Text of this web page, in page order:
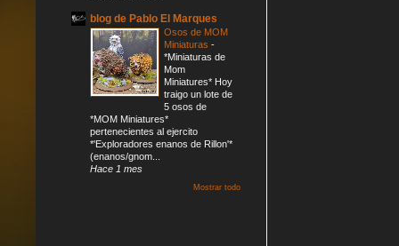
blog de Pablo El Marques
Osos de MOM
Miniaturas -
*Miniaturas de
Mom
Miniatures* Hoy
traigo un lote de
5 osos de
*MOM Miniatures*
pertenecientes al ejercito
*'Exploradores enanos de Rillon'*
(enanos/gnom...
Hace 1 mes
Mostrar todo